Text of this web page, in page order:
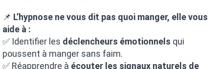
📌 L’hypnose ne vous dit pas quoi manger, elle vous
aide à :
✅ Identifier les déclencheurs émotionnels qui
poussent à manger sans faim.
✅ Réapprendre à écouter les signaux naturels de